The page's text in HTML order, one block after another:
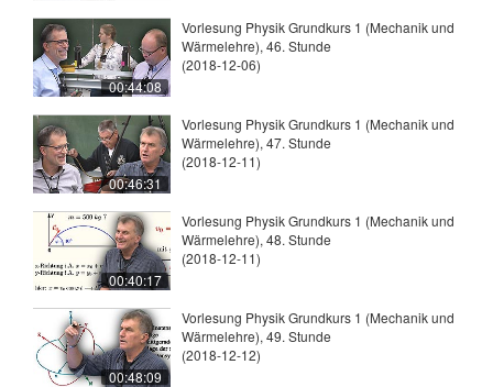
00:44:08
Vorlesung Physik Grundkurs 1 (Mechanik und
Wärmelehre), 46. Stunde
(2018-12-06)
00:46:31
Vorlesung Physik Grundkurs 1 (Mechanik und
Wärmelehre), 47. Stunde
(2018-12-11)
00:40:17
Vorlesung Physik Grundkurs 1 (Mechanik und
Wärmelehre), 48. Stunde
(2018-12-11)
00:48:09
Vorlesung Physik Grundkurs 1 (Mechanik und
Wärmelehre), 49. Stunde
(2018-12-12)